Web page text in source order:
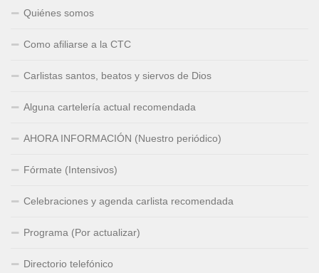
Quiénes somos
Como afiliarse a la CTC
Carlistas santos, beatos y siervos de Dios
Alguna cartelería actual recomendada
AHORA INFORMACIÓN (Nuestro periódico)
Fórmate (Intensivos)
Celebraciones y agenda carlista recomendada
Programa (Por actualizar)
Directorio telefónico